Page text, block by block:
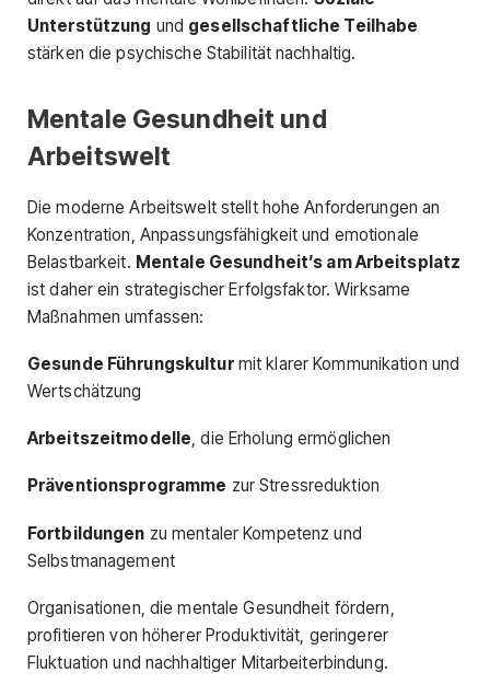
Unterstützung und gesellschaftliche Teilhabe
stärken die psychische Stabilität nachhaltig.
Mentale Gesundheit und
Arbeitswelt
Die moderne Arbeitswelt stellt hohe Anforderungen an
Konzentration, Anpassungsfähigkeit und emotionale
Belastbarkeit. Mentale Gesundheit’s am Arbeitsplatz
ist daher ein strategischer Erfolgsfaktor. Wirksame
Maßnahmen umfassen:
Gesunde Führungskulturmit klarer Kommunikation und
Wertschätzung
Arbeitszeitmodelle, die Erholung ermöglichen
Präventionsprogramme zur Stressreduktion
Fortbildungen zu mentaler Kompetenz und
Selbstmanagement
Organisationen, die mentale Gesundheit fördern,
profitieren von höherer Produktivität, geringerer
Fluktuation und nachhaltiger Mitarbeiterbindung.